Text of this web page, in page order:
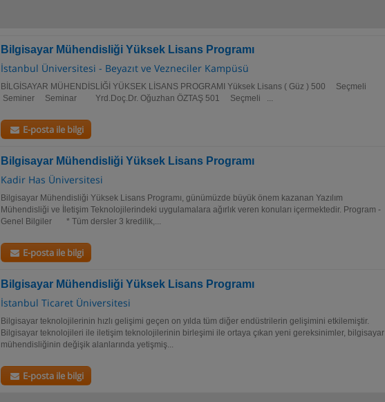
Bilgisayar Mühendisliği Yüksek Lisans Programı
İstanbul Üniversitesi - Beyazıt ve Vezneciler Kampüsü
BİLGİSAYAR MÜHENDİSLİĞİ YÜKSEK LİSANS PROGRAMI Yüksek Lisans ( Güz ) 500 Seçmeli
Seminer Seminar Yrd.Doç.Dr. Oğuzhan ÖZTAŞ 501 Seçmeli ...
E-posta ile bilgi
Bilgisayar Mühendisliği Yüksek Lisans Programı
Kadir Has Üniversitesi
Bilgisayar Mühendisliği Yüksek Lisans Programı, günümüzde büyük önem kazanan Yazılım
Mühendisliği ve İletişim Teknolojilerindeki uygulamalara ağırlık veren konuları içermektedir. Program -
Genel Bilgiler * Tüm dersler 3 kredilik,...
E-posta ile bilgi
Bilgisayar Mühendisliği Yüksek Lisans Programı
İstanbul Ticaret Üniversitesi
Bilgisayar teknolojilerinin hızlı gelişimi geçen on yılda tüm diğer endüstrilerin gelişimini etkilemiştir.
Bilgisayar teknolojileri ile iletişim teknolojilerinin birleşimi ile ortaya çıkan yeni gereksinimler, bilgisayar
mühendisliğinin değişik alanlarında yetişmiş...
E-posta ile bilgi